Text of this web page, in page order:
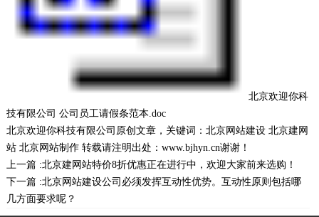
北京欢迎你科
技有限公司 公司员工请假条范本.doc
北京欢迎你科技有限公司 原创文章，关键词： 北京网站建设 北京建网
站 北京网站制作 转载请注明出处： www.bjhyn.cn谢谢！
上一篇 :北京建网站特价8折优惠正在进行中，欢迎大家前来选购！
下一篇 :北京网站建设公司必须发挥互动性优势。互动性原则包括哪
几方面要求呢？